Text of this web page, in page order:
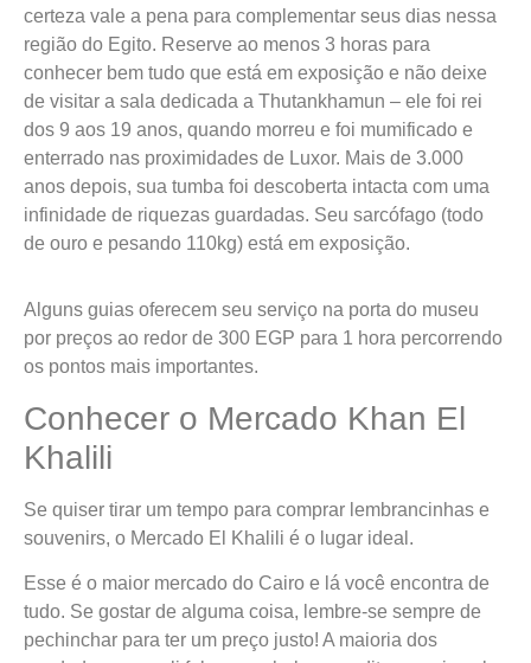
certeza vale a pena para complementar seus dias nessa
região do Egito. Reserve ao menos 3 horas para
conhecer bem tudo que está em exposição e não deixe
de visitar a sala dedicada a Thutankhamun – ele foi rei
dos 9 aos 19 anos, quando morreu e foi mumificado e
enterrado nas proximidades de Luxor. Mais de 3.000
anos depois, sua tumba foi descoberta intacta com uma
infinidade de riquezas guardadas. Seu sarcófago (todo
de ouro e pesando 110kg) está em exposição.
Alguns guias oferecem seu serviço na porta do museu
por preços ao redor de 300 EGP para 1 hora percorrendo
os pontos mais importantes.
Conhecer o Mercado Khan El
Khalili
Se quiser tirar um tempo para comprar lembrancinhas e
souvenirs, o Mercado El Khalili é o lugar ideal.
Esse é o maior mercado do Cairo e lá você encontra de
tudo. Se gostar de alguma coisa, lembre-se sempre de
pechinchar para ter um preço justo! A maioria dos